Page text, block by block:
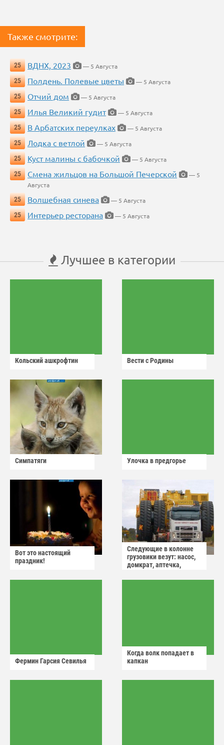
Также смотрите:
25 ВДНХ, 2023
— 5 Августа
25
Полдень. Полевые цветы
— 5 Августа
25
Отчий дом
— 5 Августа
25
Илья Великий гудит
— 5 Августа
25
В Арбатских переулках
— 5 Августа
25
Лодка с ветлой
— 5 Августа
25
Куст малины с бабочкой
— 5 Августа
25
Смена жильцов на Большой Печерской
— 5
Августа
25
Волшебная синева
— 5 Августа
25
Интерьер ресторана — 5 Августа
Лучшее в категории
Кольский ашкрофтин Вести с Родины
Симпатяги Улочка в предгорье
Вот это настоящий
праздник!
Следующие в колонне
грузовики везут: насос,
домкрат, аптечка,
Фермин Гарсия Севилья
Когда волк попадает в
капкан